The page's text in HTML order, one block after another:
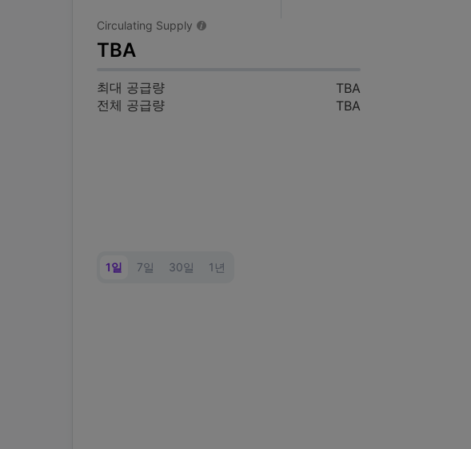
Circulating Supply
TBA
최대 공급량
TBA
전체 공급량
TBA
1일 7일 30일 1년